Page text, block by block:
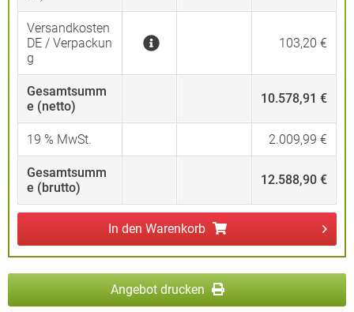
Versandkosten
DE / Verpackun
g
103,20 €
Gesamtsumm
e (netto)
10.578,91 €
19 % MwSt. 2.009,99 €
Gesamtsumm
e (brutto)
12.588,90 €
In den Warenkorb
Angebot drucken